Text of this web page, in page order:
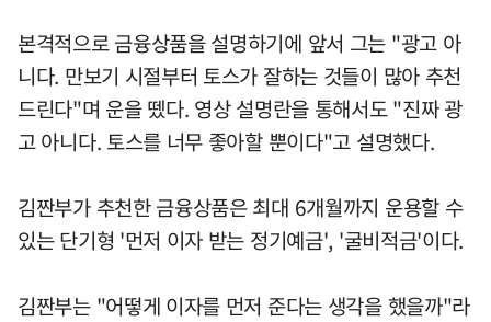
본격적으로 금융상품을 설명하기에 앞서 그는 "광고 아
니다. 만보기 시절부터 토스가 잘하는 것들이 많아 추천
드린다"며 운을 뗐다. 영상 설명란을 통해서도 "진짜 광
고 아니다. 토스를 너무 좋아할 뿐이다"고 설명했다.
김짠부가 추천한 금융상품은 최대 6개월까지 운용할 수
있는 단기형 '먼저 이자 받는 정기예금', '굴비적금'이다.
김짠부는 "어떻게 이자를 먼저 준다는 생각을 했을까"라